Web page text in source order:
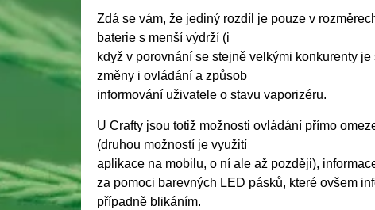
Zdá se vám, že jediný rozdíl je pouze v
baterie s menší výdrží (i
když v porovnání se stejně velkými konkurenty
změny i ovládání a způsob
informování uživatele o stavu vaporizéru.
U Crafty jsou totiž možnosti ovládání přímo
(druhou možností je využití
aplikace na mobilu, o ní ale až později),
za pomoci barevných LED pásků, které ovšem
případně blikáním.